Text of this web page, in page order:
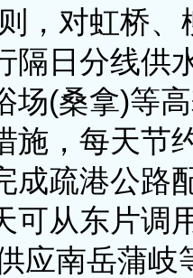
，对虹桥
隔日分线供
场(桑拿)等
施，每天节
成疏港公路
可从东片调
应南岳蒲岐